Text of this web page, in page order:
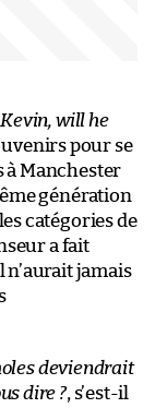
will he
pour se
à Manchester
génération
catégories de
a fait
n’aurait jamais
deviendrait
dire ?, s’est-il